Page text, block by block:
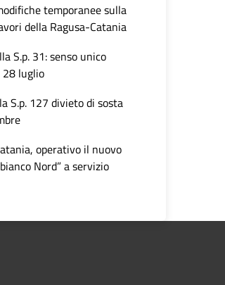
temporanee sulla
della Ragusa-Catania
S.p. 31: senso unico
luglio
S.p. 127 divieto di sosta
operativo il nuovo
Nord” a servizio